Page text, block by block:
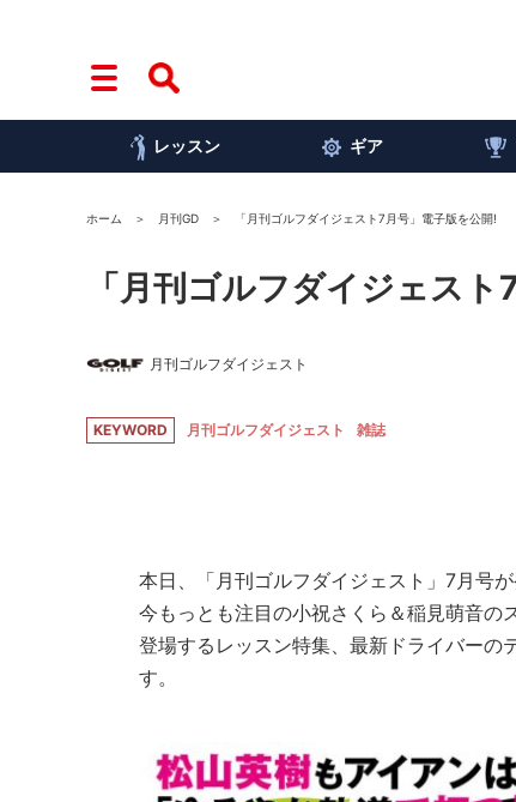
レッスン ギア
ホーム 月刊GD 「月刊ゴルフダイジェスト7月号」電子版を公開!
「月刊ゴルフダイジェス
月刊ゴルフダイジェスト
KEYWORD 月刊ゴルフダイジェスト 雑誌
本日、「月刊ゴルフダイジェスト」7月号
今もっとも注目の小祝さくら＆稲見萌音の
登場するレッスン特集、最新ドライバーの
す。